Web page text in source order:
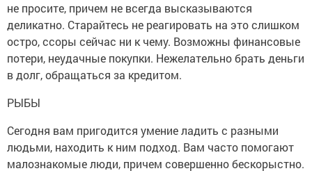
не просите, причем не всегда высказываются
деликатно. Старайтесь не реагировать на это слишком
остро, ссоры сейчас ни к чему. Возможны финансовые
потери, неудачные покупки. Нежелательно брать деньги
в долг, обращаться за кредитом.
РЫБЫ
Сегодня вам пригодится умение ладить с разными
людьми, находить к ним подход. Вам часто помогают
малознакомые люди, причем совершенно бескорыстно.